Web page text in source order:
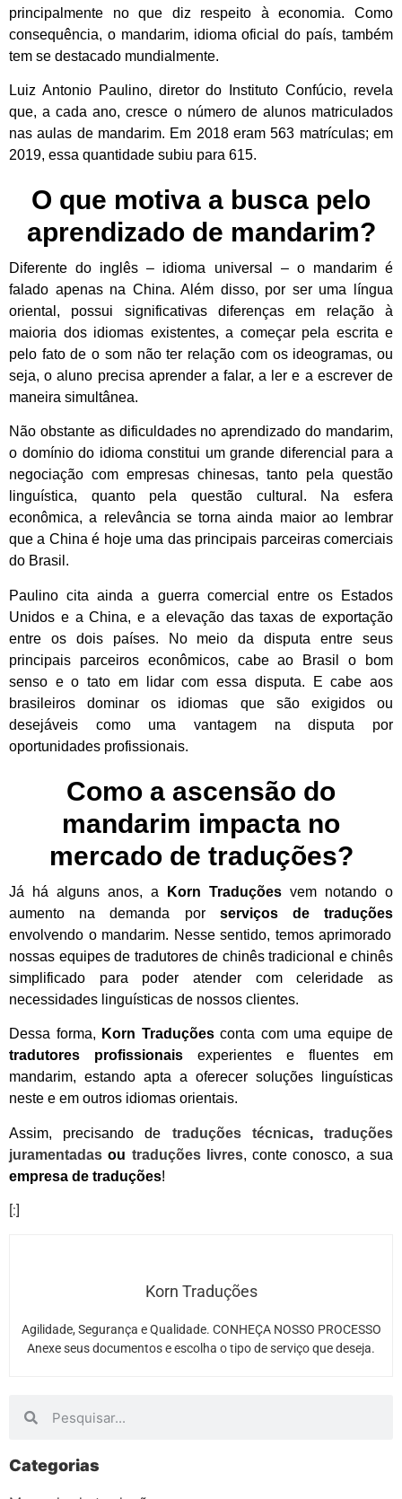
principalmente no que diz respeito à economia. Como
consequência, o mandarim, idioma oficial do país, também
tem se destacado mundialmente.
Luiz Antonio Paulino, diretor do Instituto Confúcio, revela
que, a cada ano, cresce o número de alunos matriculados
nas aulas de mandarim. Em 2018 eram 563 matrículas; em
2019, essa quantidade subiu para 615.
O que motiva a busca pelo
aprendizado de mandarim?
Diferente do inglês – idioma universal – o mandarim é
falado apenas na China. Além disso, por ser uma língua
oriental, possui significativas diferenças em relação à
maioria dos idiomas existentes, a começar pela escrita e
pelo fato de o som não ter relação com os ideogramas, ou
seja, o aluno precisa aprender a falar, a ler e a escrever de
maneira simultânea.
Não obstante as dificuldades no aprendizado do mandarim,
o domínio do idioma constitui um grande diferencial para a
negociação com empresas chinesas, tanto pela questão
linguística, quanto pela questão cultural. Na esfera
econômica, a relevância se torna ainda maior ao lembrar
que a China é hoje uma das principais parceiras comerciais
do Brasil.
Paulino cita ainda a guerra comercial entre os Estados
Unidos e a China, e a elevação das taxas de exportação
entre os dois países. No meio da disputa entre seus
principais parceiros econômicos, cabe ao Brasil o bom
senso e o tato em lidar com essa disputa. E cabe aos
brasileiros dominar os idiomas que são exigidos ou
desejáveis como uma vantagem na disputa por
oportunidades profissionais.
Como a ascensão do
mandarim impacta no
mercado de traduções?
Já há alguns anos, a Korn Traduções vem notando o
aumento na demanda por serviços de traduções
envolvendo o mandarim. Nesse sentido, temos aprimorado
nossas equipes de tradutores de chinês tradicional e chinês
simplificado para poder atender com celeridade as
necessidades linguísticas de nossos clientes.
Dessa forma, Korn Traduçõesconta com uma equipe de
tradutores profissionais
experientes e fluentes em
mandarim, estando apta a oferecer soluções linguísticas
neste e em outros idiomas orientais.
Assim, precisando de traduções técnicas,traduções
juramentadas ou traduções livres, conte conosco, a sua
empresa de traduções!
[:]
Korn Traduções
Agilidade, Segurança e Qualidade. CONHEÇA NOSSO PROCESSO
Anexe seus documentos e escolha o tipo de serviço que deseja.
Categorias